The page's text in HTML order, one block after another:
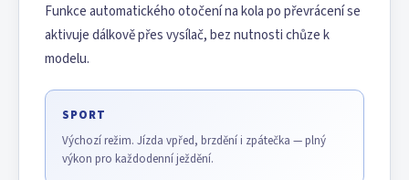
Funkce automatického otočení na kola po převrácení se
aktivuje dálkově přes vysílač, bez nutnosti chůze k
modelu.
SPORT
Výchozí režim. Jízda vpřed, brzdění i zpátečka — plný
výkon pro každodenní ježdění.